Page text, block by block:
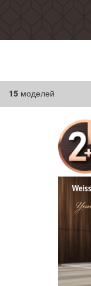
15 моделей